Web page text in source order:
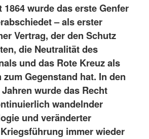
1864 wurde das erste Genfer
– als erster
Vertrag, der den Schutz
die Neutralität des
und das Rote Kreuz als
Gegenstand hat. In den
wurde das Recht
wandelnder
und veränderter
immer wieder